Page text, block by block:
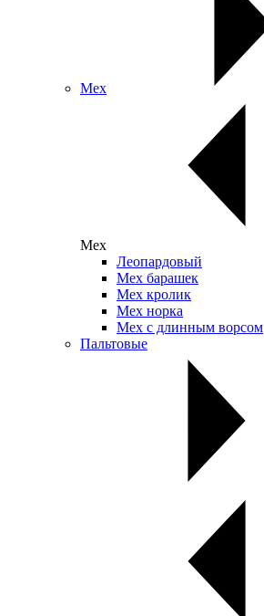
Мех
Мех
Леопардовый
Мех барашек
Мех кролик
Мех норка
Мех с длинным ворсом
Пальтовые